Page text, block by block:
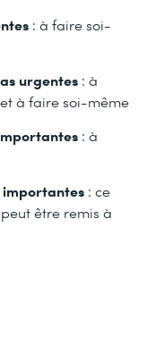
: à faire soi-
urgentes : à
à faire soi-même
: à
importantes : ce
être remis à